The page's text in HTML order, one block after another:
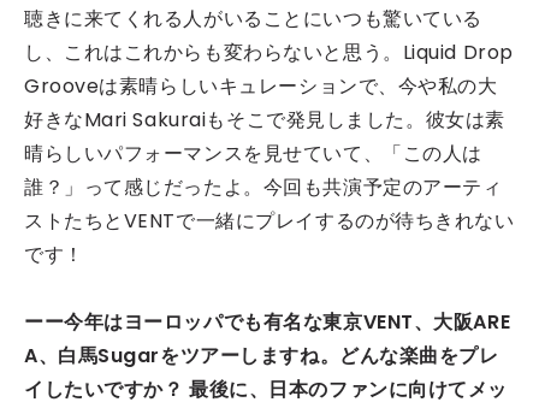
聴きに来てくれる人がいることにいつも驚いている
し、これはこれからも変わらないと思う。Liquid Drop
Grooveは素晴らしいキュレーションで、今や私の大
好きなMari Sakuraiもそこで発見しました。彼女は素
晴らしいパフォーマンスを見せていて、「この人は
誰？」って感じだったよ。今回も共演予定のアーティ
ストたちとVENTで一緒にプレイするのが待ちきれない
です！
ーー今年はヨーロッパでも有名な東京VENT、大阪ARE
A、白馬Sugarをツアーしますね。どんな楽曲をプレ
イしたいですか？ 最後に、日本のファンに向けてメッ